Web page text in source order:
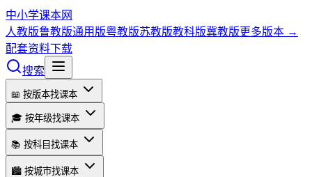
中小学课本网
人教版鲁教版通用版粤教版苏教版教科版冀教版更多版本 →
配套资料下载
搜索
📖 按版本找课本
🎓 按年级找课本
📚 按科目找课本
🏙️ 按城市找课本